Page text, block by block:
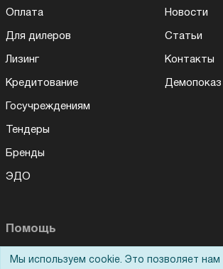
Оплата
Для дилеров
Лизинг
Кредитование
Госучреждениям
Тендеры
Бренды
ЭДО
Новости
Статьи
Контакты
Демопоказ
Помощь
Вопрос-ответ
Мы используем cookie. Это позволяет нам